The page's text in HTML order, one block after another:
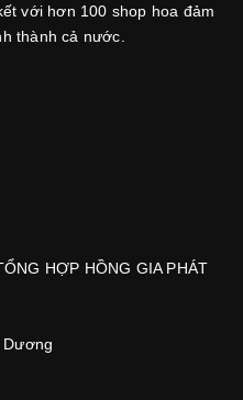
với hơn 100 shop hoa đảm
thành cả nước.
HỢP HỒNG GIA PHÁT